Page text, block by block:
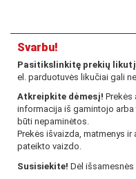
Svarbu!
Pasitikslinkitę prekių likutį
el. parduotuvės likučiai gali
Atkreipkite dėmesį! Prekės
informacija iš gamintojo
būti nepaminėtos.
Prekės išvaizda, matmenys
pateikto vaizdo.
Susisiekite! Dėl